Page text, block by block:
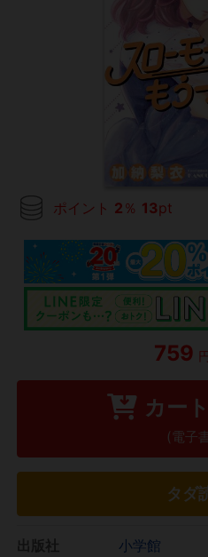
ポイント 2 ％ 13pt
759 円
カー
(電子
タダ
小学館